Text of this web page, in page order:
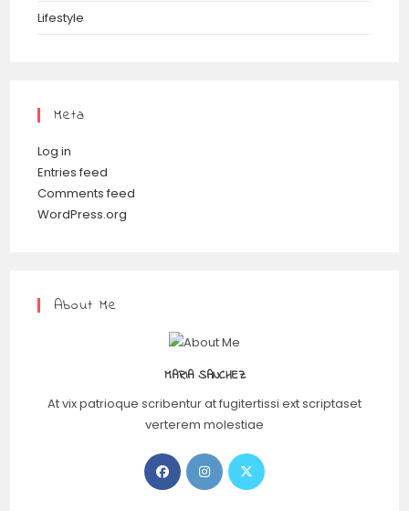
Lifestyle
Meta
Log in
Entries feed
Comments feed
WordPress.org
About Me
MARIA SANCHEZ
At vix patrioque scribentur at fugitertissi ext scriptaset
verterem molestiae